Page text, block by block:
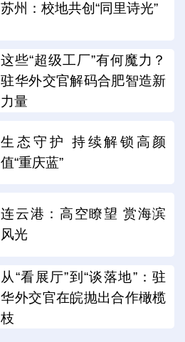
苏州：校地共创“同里诗光”
这些“超级工厂”有何魔力？
驻华外交官解码合肥智造新
力量
生态守护 持续解锁高颜
值“重庆蓝”
连云港：高空瞭望 赏海滨
风光
从“看展厅”到“谈落地”：驻
华外交官在皖抛出合作橄榄
枝